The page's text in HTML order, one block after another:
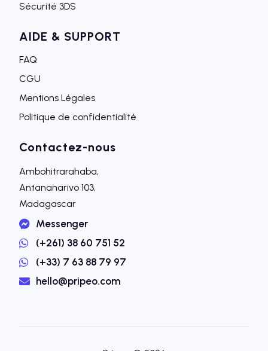
Sécurité 3DS
AIDE & SUPPORT
FAQ
CGU
Mentions Légales
Politique de confidentialité
Contactez-nous
Ambohitrarahaba,
Antananarivo 103,
Madagascar
Messenger
(+261) 38 60 751 52
(+33) 7 63 88 79 97
hello@pripeo.com